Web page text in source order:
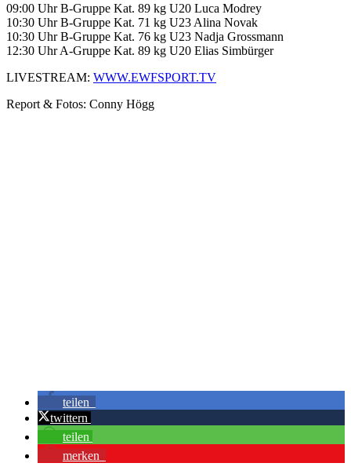
09:00 Uhr B-Gruppe Kat. 89 kg U20 Luca Modrey
10:30 Uhr B-Gruppe Kat. 71 kg U23 Alina Novak
10:30 Uhr B-Gruppe Kat. 76 kg U23 Nadja Grossmann
12:30 Uhr A-Gruppe Kat. 89 kg U20 Elias Simbürger
LIVESTREAM: WWW.EWFSPORT.TV
Report & Fotos: Conny Högg
teilen
twittern
teilen
merken